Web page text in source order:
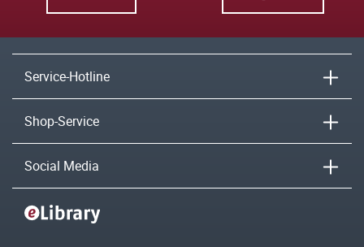
Service-Hotline
Shop-Service
Social Media